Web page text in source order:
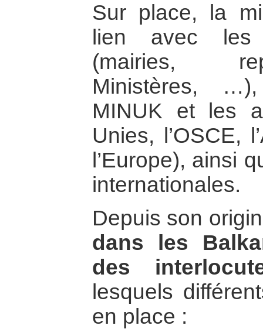
Sur place, la
lien avec les
(mairies,
Ministères,
MINUK et les
Unies, l’OSCE,
l’Europe), ainsi
internationales.
Depuis son
dans les
des
lesquels
en place :